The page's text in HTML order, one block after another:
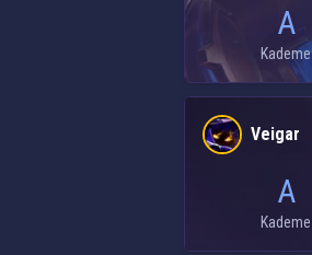
A
Kademe
Veigar
A
Kademe